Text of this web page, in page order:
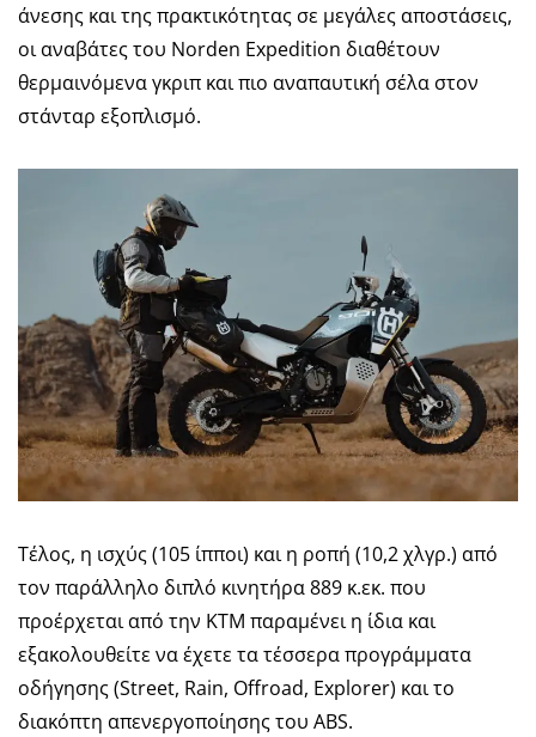
άνεσης και της πρακτικότητας σε μεγάλες αποστάσεις,
οι αναβάτες του Norden Expedition διαθέτουν
θερμαινόμενα γκριπ και πιο αναπαυτική σέλα στον
στάνταρ εξοπλισμό.
Τέλος, η ισχύς (105 ίπποι) και η ροπή (10,2 χλγρ.) από
τον παράλληλο διπλό κινητήρα 889 κ.εκ. που
προέρχεται από την KTM παραμένει η ίδια και
εξακολουθείτε να έχετε τα τέσσερα προγράμματα
οδήγησης (Street, Rain, Offroad, Explorer) και το
διακόπτη απενεργοποίησης του ABS.